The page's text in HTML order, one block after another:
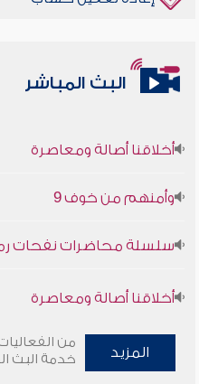
البث المباشر
أخلاقنا أصالة ومعاصرة
وأمنهم من خوف 9
سلسلة محاضرات نفحات
أخلاقنا أصالة ومعاصرة
وأمنهم من خوف 9
المزيد
من
خدمة البث